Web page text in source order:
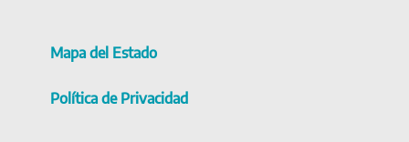
Mapa del Estado
Política de Privacidad